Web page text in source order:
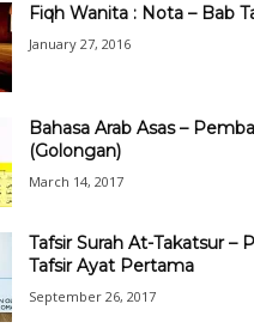
Fiqh Wanita : Nota – Bab
January 27, 2016
Bahasa Arab Asas –
(Golongan)
March 14, 2017
Tafsir Surah At-Takatsur –
Tafsir Ayat Pertama
September 26, 2017